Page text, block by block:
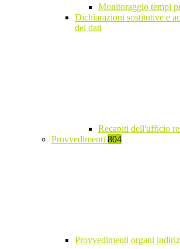
Monitoraggio tempi
Dichiarazioni sostitutive e
dei dati
Recapiti dell'ufficio
Provvedimenti 804
Provvedimenti organi